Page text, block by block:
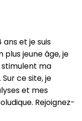
ans et je suis
plus jeune âge, je
stimulent ma
ce site, je
et mes
Rejoignez-